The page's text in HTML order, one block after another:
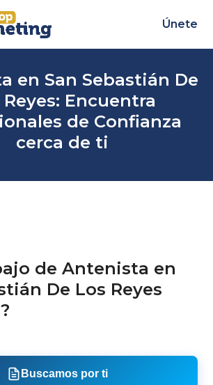
Únete
en San Sebastián De
Reyes: Encuentra
de Confianza
cerca de ti
de Antenista en
De Los Reyes
Buscamos por ti